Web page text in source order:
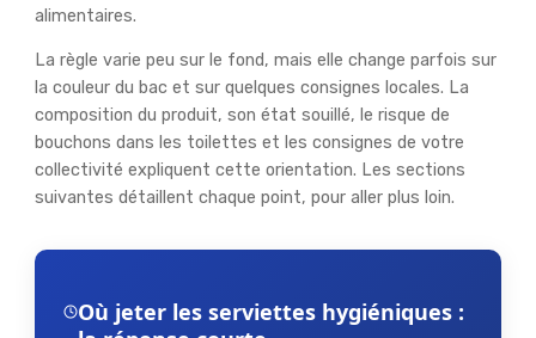
alimentaires.
La règle varie peu sur le fond, mais elle change parfois sur
la couleur du bac et sur quelques consignes locales. La
composition du produit, son état souillé, le risque de
bouchons dans les toilettes et les consignes de votre
collectivité expliquent cette orientation. Les sections
suivantes détaillent chaque point, pour aller plus loin.
Où jeter les serviettes hygiéniques :